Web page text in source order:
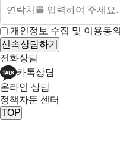
개인정보 수집 및 이용동의
신속상담하기
전화상담
카톡상담
온라인 상담
정책자문 센터
TOP